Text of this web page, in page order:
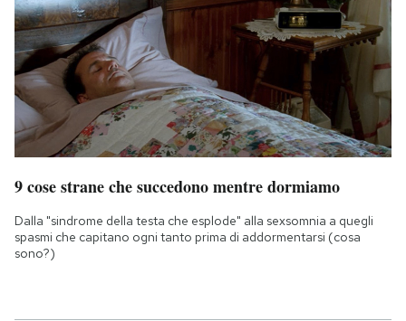
9 cose strane che succedono mentre dormiamo
Dalla "sindrome della testa che esplode" alla sexsomnia a quegli
spasmi che capitano ogni tanto prima di addormentarsi (cosa
sono?)